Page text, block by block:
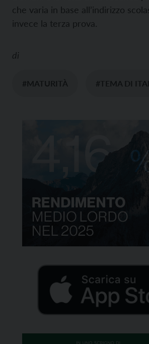
che varia in base all’indirizzo
invece la terza prova.
di
#MATURITÀ #TEMA DI